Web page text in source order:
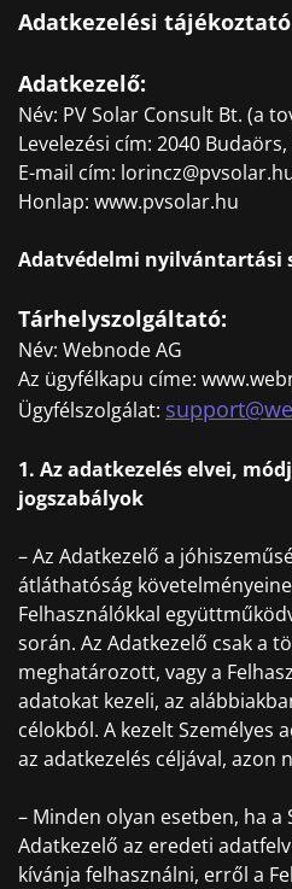
Adatkezelési tájékoztató
Adatkezelő:
Név: PV Solar Consult Bt. (a
Levelezési cím: 2040
E-mail cím:
Honlap: www.pvsolar.hu
Adatvédelmi nyilvántartási
Tárhelyszolgáltató:
Név: Webnode AG
Az ügyfélkapu címe:
Ügyfélszolgálat:
1. Az adatkezelés elvei,
jogszabályok
– Az Adatkezelő a
átláthatóság
Felhasználókkal
során. Az Adatkezelő csak a
meghatározott, vagy a
adatokat kezeli, az
célokból. A kezelt Személyes
az adatkezelés céljával, azon
– Minden olyan esetben, ha a
Adatkezelő az eredeti
kívánja felhasználni, erről a